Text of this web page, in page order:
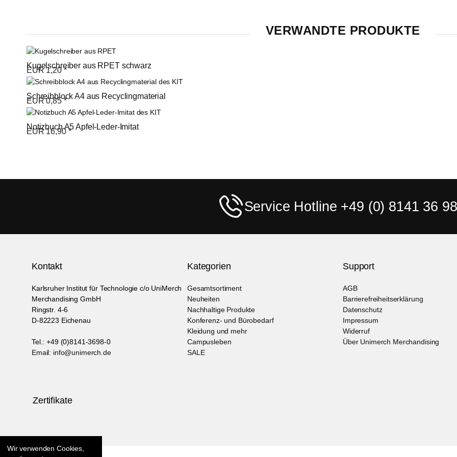
Wir verwenden Cookies,
VERWANDTE PRODUKTE
Kugelschreiber aus RPET schwarz
EUR 1,20 *
Schreibblock A4 aus Recyclingmaterial
EUR 0,85 *
Notizbuch A5 Apfel-Leder-Imitat
EUR 16,90 *
Service Hotline +49 (0) 8141 36
Kontakt
Karlsruher Institut für Technologie c/o UniMerch
Merchandising GmbH
Ringstr. 4-6
D-82223 Eichenau
Tel.: +49 (0)8141-3698-0
Email: info@unimerch.de
Kategorien
Gesamtsortiment
Neuheiten
Nachhaltige Produkte
Konferenz- und Bürobedarf
Kleidung und mehr
Campusleben
SALE
Support
AGB
Barrierefreiheitserklärung
Datenschutz
Impressum
Widerruf
Über Unimerch Merchandising
Zertifikate